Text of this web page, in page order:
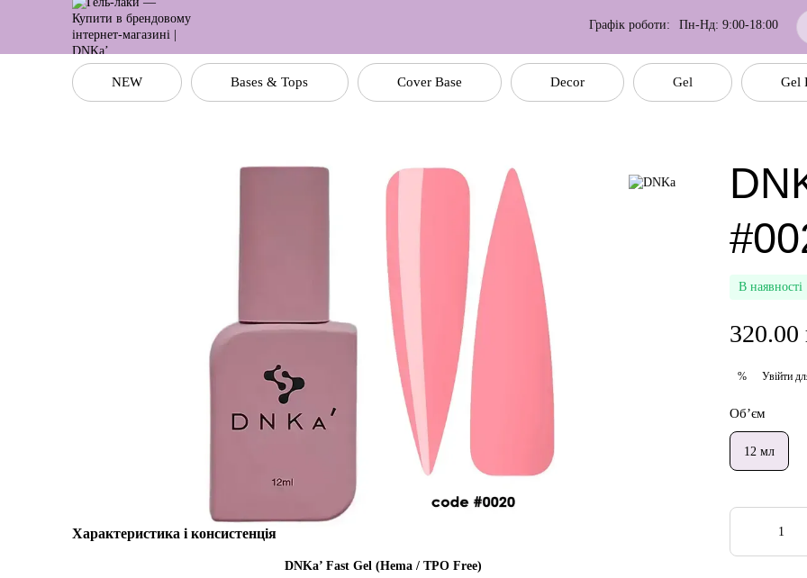
Перейти до основного контенту
Графік роботи:
Пн-Нд: 9:00-18:00
NEW Bases & Tops Cover Base Decor Gel Gel
Характеристика і консистенція
DNKa’ Fast Gel (Hema / TPO Free)
В наявності
320.00
% Увійти
Об’єм
12 мл